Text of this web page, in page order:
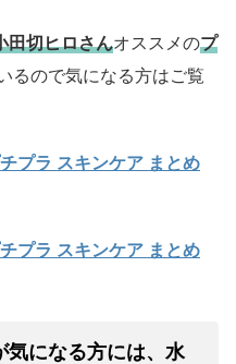
田切ヒロさんオススメのプ
るので気になる方はご覧
プラ スキンケア まとめ
プラ スキンケア まとめ
気になる方には、水